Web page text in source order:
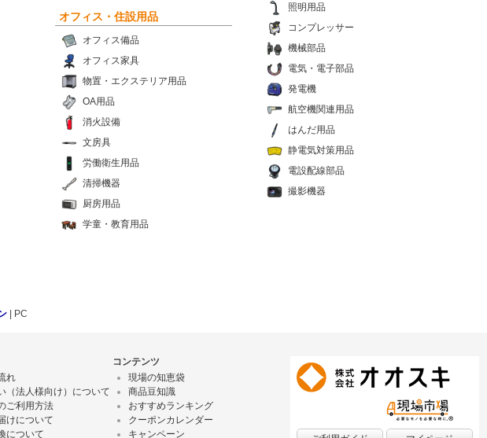
照明用品
コンプレッサー
機械部品
電気・電子部品
発電機
航空機関連用品
はんだ用品
静電気対策用品
電設配線部品
撮影機器
オフィス・住設用品
オフィス備品
オフィス家具
物置・エクステリア用品
OA用品
消火設備
文房具
労働衛生用品
清掃機器
厨房用品
学童・教育用品
| PC
れ
（法人様向け）について
ご利用方法
けについて
について
コンテンツ
現場の知恵袋
商品豆知識
おすすめランキング
クーポンカレンダー
キャンペーン